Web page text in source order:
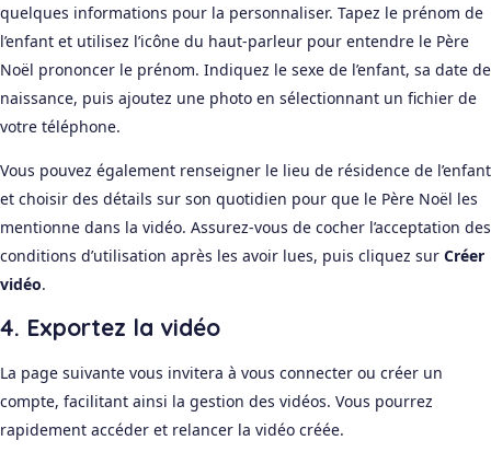
quelques informations pour la personnaliser. Tapez le prénom de
l’enfant et utilisez l’icône du haut-parleur pour entendre le Père
Noël prononcer le prénom. Indiquez le sexe de l’enfant, sa date de
naissance, puis ajoutez une photo en sélectionnant un fichier de
votre téléphone.
Vous pouvez également renseigner le lieu de résidence de l’enfant
et choisir des détails sur son quotidien pour que le Père Noël les
mentionne dans la vidéo. Assurez-vous de cocher l’acceptation des
conditions d’utilisation après les avoir lues, puis cliquez sur Créer
vidéo.
4. Exportez la vidéo
La page suivante vous invitera à vous connecter ou créer un
compte, facilitant ainsi la gestion des vidéos. Vous pourrez
rapidement accéder et relancer la vidéo créée.